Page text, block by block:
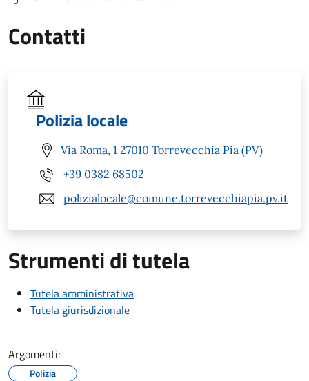
Contatti
Polizia locale
Via Roma, 1 27010 Torrevecchia Pia (PV)
+39 0382 68502
polizialocale@comune.torrevecchiapia.pv.it
Strumenti di tutela
Tutela amministrativa
Tutela giurisdizionale
Argomenti:
Polizia